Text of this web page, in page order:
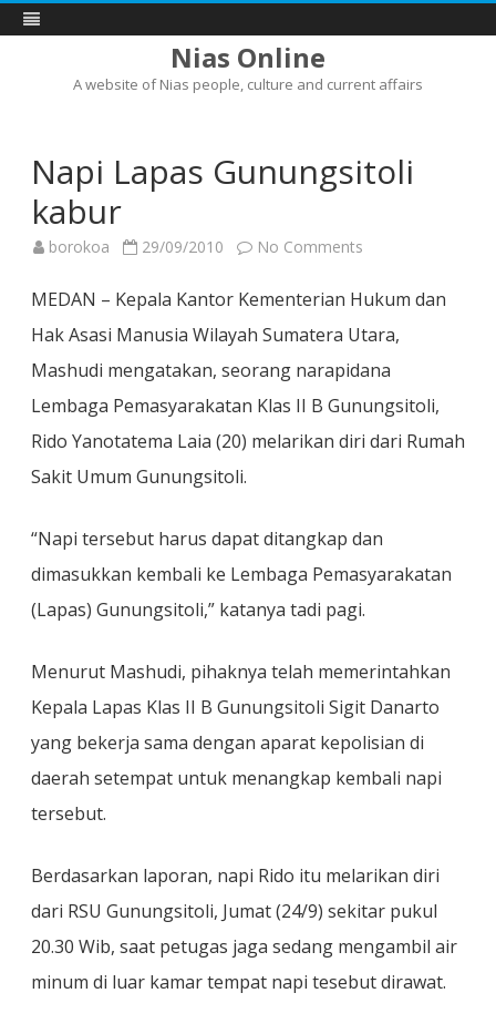
Nias Online
A website of Nias people, culture and current affairs
Napi Lapas Gunungsitoli
kabur
borokoa 29/09/2010 No Comments
Gunungsitoli
kabur
MEDAN – Kepala Kantor Kementerian Hukum dan
Hak Asasi Manusia Wilayah Sumatera Utara,
Mashudi mengatakan, seorang narapidana
Lembaga Pemasyarakatan Klas II B Gunungsitoli,
Rido Yanotatema Laia (20) melarikan diri dari Rumah
Sakit Umum Gunungsitoli.
“Napi tersebut harus dapat ditangkap dan
dimasukkan kembali ke Lembaga Pemasyarakatan
(Lapas) Gunungsitoli,” katanya tadi pagi.
Menurut Mashudi, pihaknya telah memerintahkan
Kepala Lapas Klas II B Gunungsitoli Sigit Danarto
yang bekerja sama dengan aparat kepolisian di
daerah setempat untuk menangkap kembali napi
tersebut.
Berdasarkan laporan, napi Rido itu melarikan diri
dari RSU Gunungsitoli, Jumat (24/9) sekitar pukul
20.30 Wib, saat petugas jaga sedang mengambil air
minum di luar kamar tempat napi tesebut dirawat.